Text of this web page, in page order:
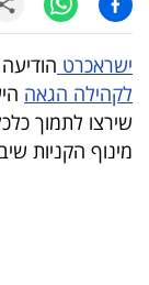
טלוויזיה
עסקי
ספורט
ישראכרט
לקהילה הגאה
שירצו לתמוך
מינוף הקניות